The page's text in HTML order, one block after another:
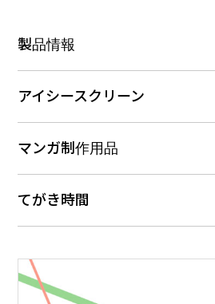
製品情報
アイシースクリーン
マンガ制作用品
てがき時間